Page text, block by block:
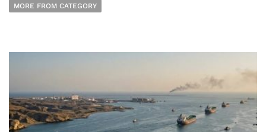
MORE FROM CATEGORY